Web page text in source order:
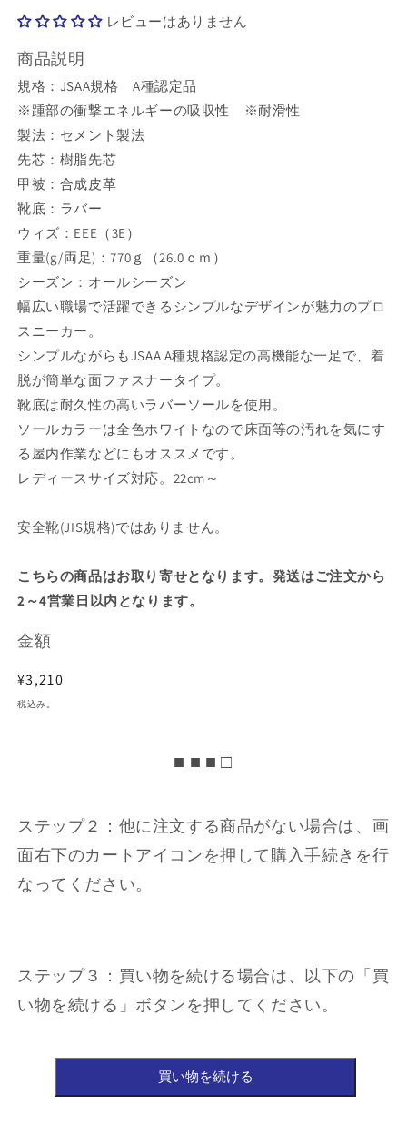
ア
を
開
く
レビューはありません
商品説明
規格：JSAA規格 A種認定品
※踵部の衝撃エネルギーの吸収性 ※耐滑性
製法：セメント製法
先芯：樹脂先芯
甲被：合成皮革
靴底：ラバー
ウィズ：EEE（3E）
重量(g/両足)：770ｇ（26.0ｃｍ）
シーズン：オールシーズン
幅広い職場で活躍できるシンプルなデザインが魅力のプロ
スニーカー。
シンプルながらもJSAA A種規格認定の高機能な一足で、着
脱が簡単な面ファスナータイプ。
靴底は耐久性の高いラバーソールを使用。
ソールカラーは全色ホワイトなので床面等の汚れを気にす
る屋内作業などにもオススメです。
レディースサイズ対応。22cm～
安全靴(JIS規格)ではありません。
こちらの商品はお取り寄せとなります。発送はご注文から
2～4営業日以内となります。
金額
通
常
¥3,210
税込み。
■ ■ ■ □
ステップ２：他に注文する商品がない場合は、画
面右下のカートアイコンを押して購入手続きを行
なってください。
ステップ３：買い物を続ける場合は、以下の「買
い物を続ける」ボタンを押してください。